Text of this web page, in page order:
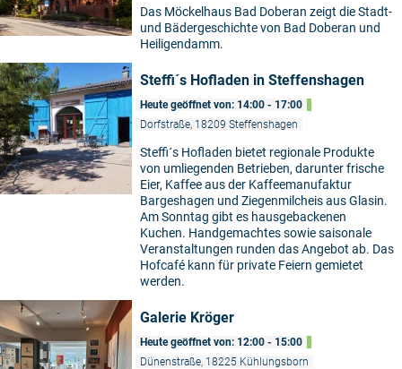
Das Möckelhaus Bad Doberan zeigt die Stadt-
und Bädergeschichte von Bad Doberan und
Heiligendamm.
Steffi´s Hofladen in Steffenshagen
Heute geöffnet von: 14:00 - 17:00
Dorfstraße, 18209 Steffenshagen
Steffi´s Hofladen bietet regionale Produkte
von umliegenden Betrieben, darunter frische
Eier, Kaffee aus der Kaffeemanufaktur
Bargeshagen und Ziegenmilcheis aus Glasin.
Am Sonntag gibt es hausgebackenen
Kuchen. Handgemachtes sowie saisonale
Veranstaltungen runden das Angebot ab. Das
Hofcafé kann für private Feiern gemietet
werden.
Galerie Kröger
Heute geöffnet von: 12:00 - 15:00
Dünenstraße, 18225 Kühlungsborn